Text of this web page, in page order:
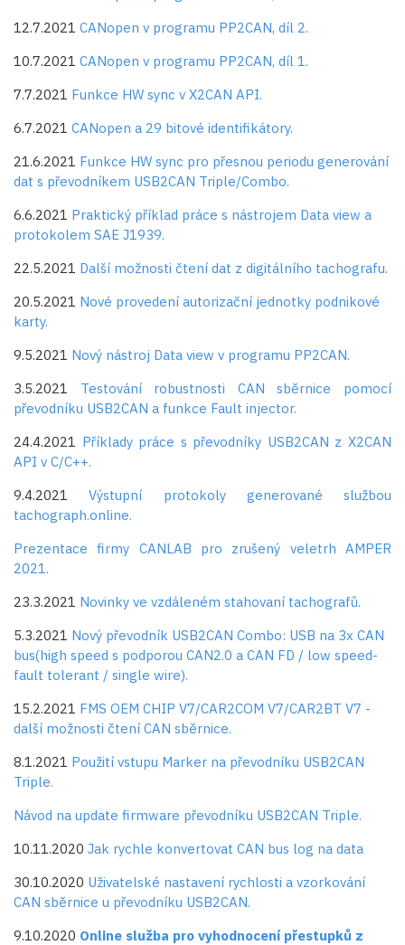
12.7.2021 CANopen v programu PP2CAN, díl 2.
10.7.2021 CANopen v programu PP2CAN, díl 1.
7.7.2021 Funkce HW sync v X2CAN API.
6.7.2021 CANopen a 29 bitové identifikátory.
21.6.2021 Funkce HW sync pro přesnou periodu generování
dat s převodníkem USB2CAN Triple/Combo.
6.6.2021 Praktický příklad práce s nástrojem Data view a
protokolem SAE J1939.
22.5.2021 Další možnosti čtení dat z digitálního tachografu.
20.5.2021 Nové provedení autorizační jednotky podnikové
karty.
9.5.2021 Nový nástroj Data view v programu PP2CAN.
3.5.2021 Testování robustnosti CAN sběrnice pomocí
převodníku USB2CAN a funkce Fault injector.
24.4.2021 Příklady práce s převodníky USB2CAN z X2CAN
API v C/C++.
9.4.2021 Výstupní protokoly generované službou
tachograph.online.
Prezentace firmy CANLAB pro zrušený veletrh AMPER
2021.
23.3.2021 Novinky ve vzdáleném stahovaní tachografů.
5.3.2021 Nový převodník USB2CAN Combo: USB na 3x CAN
bus(high speed s podporou CAN2.0 a CAN FD / low speed-
fault tolerant / single wire).
15.2.2021 FMS OEM CHIP V7/CAR2COM V7/CAR2BT V7 -
další možnosti čtení CAN sběrnice.
8.1.2021 Použití vstupu Marker na převodníku USB2CAN
Triple.
Návod na update firmware převodníku USB2CAN Triple.
10.11.2020 Jak rychle konvertovat CAN bus log na data
30.10.2020 Uživatelské nastavení rychlosti a vzorkování
CAN sběrnice u převodníku USB2CAN.
9.10.2020 Online služba pro vyhodnocení přestupků z